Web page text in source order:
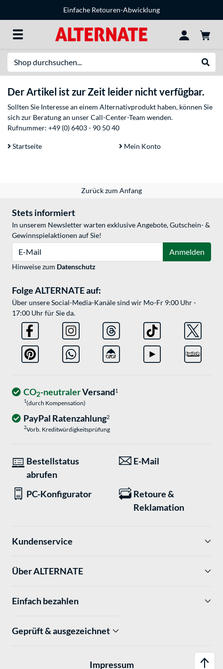
Einfache Retouren-Abwicklung
Der Artikel ist zur Zeit leider nicht verfügbar.
Sollten Sie Interesse an einem Alternativprodukt haben, können Sie
sich zur Beratung an unser Call-Center-Team wenden.
Rufnummer: +49 (0) 6403 - 90 50 40
Startseite Mein Konto
Zurück zum Anfang
Stets informiert
In unserem Newsletter warten exklusive Angebote, Gutschein- &
Gewinnspielaktionen auf Sie!
Anmelden
Hinweise zum Datenschutz
Folge ALTERNATE auf:
Über unsere Social-Media-Kanäle sind wir Mo-Fr 9:00 Uhr -
17:00 Uhr für Sie da.
CO2-neutralerVersand1
1(durch Kompensation)
PayPal Ratenzahlung2
2Vorb. Kreditwürdigkeitsprüfung
Bestellstatus
abrufen
E-Mail
PC-Konfigurator
Retoure &
Reklamation
Kundenservice
Über ALTERNATE
Einfach bezahlen
Geprüft & ausgezeichnet
Impressum